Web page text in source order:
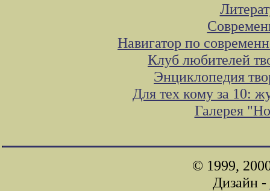
Навигатор по
Клуб любителей
Энциклопедия
Для тех кому за 10:
Галерея
© 1999,
Дизайн -